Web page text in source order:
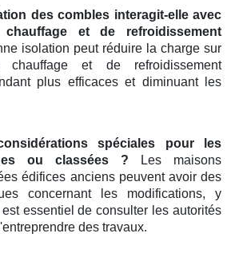
des combles interagit-elle avec
et de refroidissement
isolation peut réduire la charge sur
et de refroidissement
plus efficaces et diminuant les
spéciales pour les
ou classées ? Les maisons
édifices anciens peuvent avoir des
concernant les modifications, y
essentiel de consulter les autorités
des travaux.